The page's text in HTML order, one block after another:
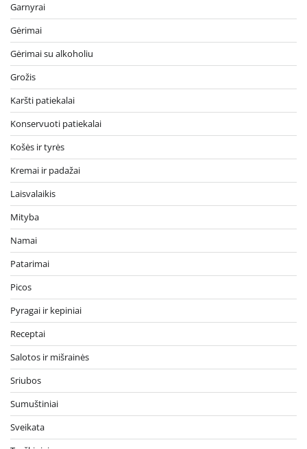
Garnyrai
Gėrimai
Gėrimai su alkoholiu
Grožis
Karšti patiekalai
Konservuoti patiekalai
Košės ir tyrės
Kremai ir padažai
Laisvalaikis
Mityba
Namai
Patarimai
Picos
Pyragai ir kepiniai
Receptai
Salotos ir mišrainės
Sriubos
Sumuštiniai
Sveikata